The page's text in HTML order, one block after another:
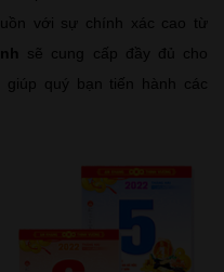
với sự chính xác cao từ
sẽ cung cấp đầy đủ cho
quý bạn tiến hành các